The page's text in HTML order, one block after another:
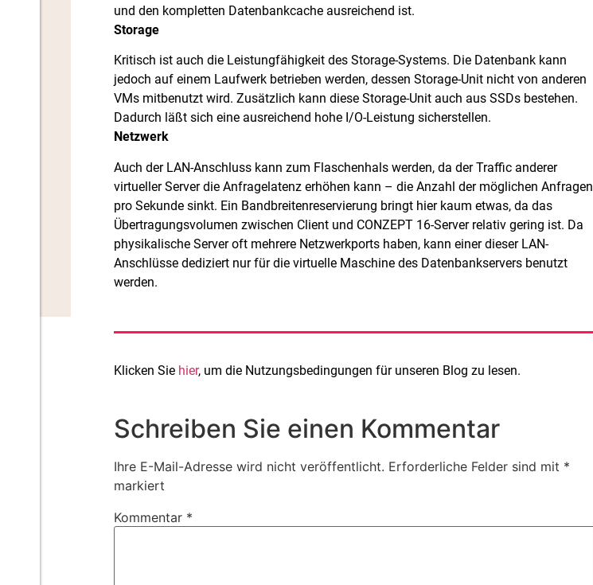
und den kompletten Datenbankcache ausreichend ist.
Storage
Kritisch ist auch die Leistungfähigkeit des Storage-Systems. Die Datenbank kann
jedoch auf einem Laufwerk betrieben werden, dessen Storage-Unit nicht von anderen
VMs mitbenutzt wird. Zusätzlich kann diese Storage-Unit auch aus SSDs bestehen.
Dadurch läßt sich eine ausreichend hohe I/O-Leistung sicherstellen.
Netzwerk
Auch der LAN-Anschluss kann zum Flaschenhals werden, da der Traffic anderer
virtueller Server die Anfragelatenz erhöhen kann – die Anzahl der möglichen Anfragen
pro Sekunde sinkt. Ein Bandbreitenreservierung bringt hier kaum etwas, da das
Übertragungsvolumen zwischen Client und CONZEPT 16-Server relativ gering ist. Da
physikalische Server oft mehrere Netzwerkports haben, kann einer dieser LAN-
Anschlüsse dediziert nur für die virtuelle Maschine des Datenbankservers benutzt
werden.
Klicken Sie hier, um die Nutzungsbedingungen für unseren Blog zu lesen.
Schreiben Sie einen Kommentar
Ihre E-Mail-Adresse wird nicht veröffentlicht. Erforderliche Felder sind mit *
markiert
Kommentar *